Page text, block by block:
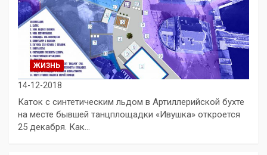
ЖИЗНЬ
14-12-2018
Каток с синтетическим льдом в Артиллерийской бухте
на месте бывшей танцплощадки «Ивушка» откроется
25 декабря. Как…